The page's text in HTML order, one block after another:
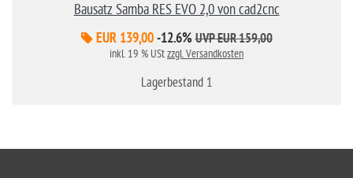
Bausatz Samba RES EVO 2,0 von cad2cnc
EUR 139,00 -12.6% UVP EUR 159,00
inkl. 19 % UStzzgl. Versandkosten
Lagerbestand 1